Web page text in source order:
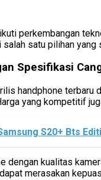
perkembangan
satu pilihan
Spesifikasi
handphone
yang kompetitif
S20+ Bts
dengan kualitas
merasakan